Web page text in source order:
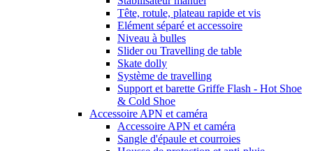
Tête, rotule, plateau rapide et vis
Elément séparé et accessoire
Niveau à bulles
Slider ou Travelling de table
Skate dolly
Système de travelling
Support et barette Griffe Flash - Hot Shoe
& Cold Shoe
Accessoire APN et caméra
Accessoire APN et caméra
Sangle d'épaule et courroies